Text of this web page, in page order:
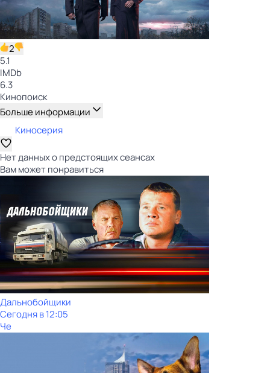
2
5.1
IMDb
6.3
Кинопоиск
Больше информации
Киносерия
Нет данных о предстоящих сеансах
Вам может понравиться
Дальнобойщики
Сегодня в 12:05
Че